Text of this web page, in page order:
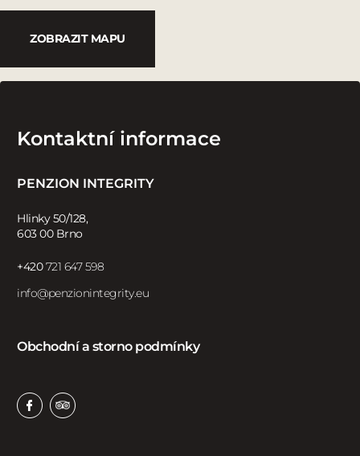
ZOBRAZIT MAPU
Kontaktní informace
PENZION INTEGRITY
Hlinky 50/128,
603 00 Brno
+420721 647 598
info@penzionintegrity.eu
Obchodní a storno podmínky